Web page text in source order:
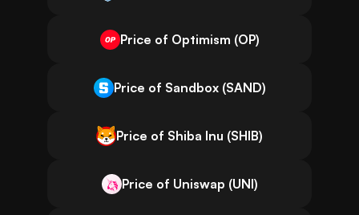
Price of Optimism (OP)
Price of Sandbox (SAND)
Price of Shiba Inu (SHIB)
Price of Uniswap (UNI)